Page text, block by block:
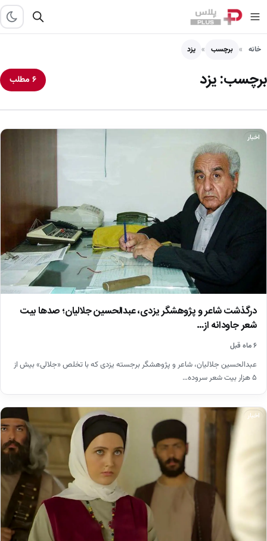
خانه برچسب یزد
برچسب:یزد ۶ مطلب
اخبار
درگذشت شاعر و پژوهشگر یزدی، عبدالحسین جلالیان؛ صدها بیت
شعر جاودانه از…
۶ ماه قبل
عبدالحسین جلالیان، شاعر و پژوهشگر برجسته یزدی که با تخلص «جلالی» بیش از
۵ هزار بیت شعر سروده…
اخبار